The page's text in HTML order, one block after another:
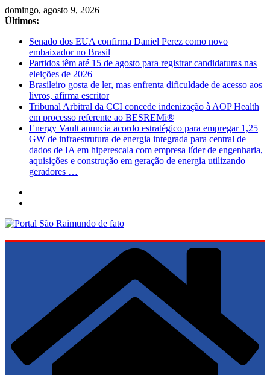
Pular
para
conteúdo
domingo, agosto 9, 2026
Últimos:
Senado dos EUA confirma Daniel Perez como novo
embaixador no Brasil
Partidos têm até 15 de agosto para registrar candidaturas nas
eleições de 2026
Brasileiro gosta de ler, mas enfrenta dificuldade de acesso aos
livros, afirma escritor
Tribunal Arbitral da CCI concede indenização à AOP Health
em processo referente ao BESREMi®
Energy Vault anuncia acordo estratégico para empregar 1,25
GW de infraestrutura de energia integrada para central de
dados de IA em hiperescala com empresa líder de engenharia,
aquisições e construção em geração de energia utilizando
geradores …